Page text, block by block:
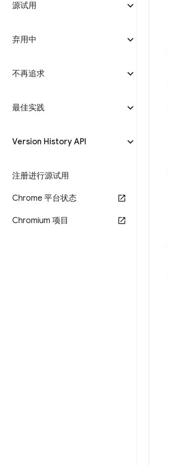
源试用
弃用中
不再追求
最佳实践
Version History API
注册进行源试用
Chrome 平台状态
Chromium 项目